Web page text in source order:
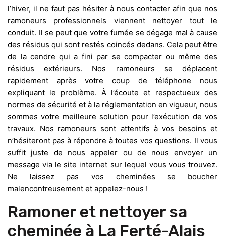
l’hiver, il ne faut pas hésiter à nous contacter afin que nos
ramoneurs professionnels viennent nettoyer tout le
conduit. Il se peut que votre fumée se dégage mal à cause
des résidus qui sont restés coincés dedans. Cela peut être
de la cendre qui a fini par se compacter ou même des
résidus extérieurs. Nos ramoneurs se déplacent
rapidement après votre coup de téléphone nous
expliquant le problème. À l’écoute et respectueux des
normes de sécurité et à la réglementation en vigueur, nous
sommes votre meilleure solution pour l’exécution de vos
travaux. Nos ramoneurs sont attentifs à vos besoins et
n’hésiteront pas à répondre à toutes vos questions. Il vous
suffit juste de nous appeler ou de nous envoyer un
message via le site internet sur lequel vous vous trouvez.
Ne laissez pas vos cheminées se boucher
malencontreusement et appelez-nous !
Ramoner et nettoyer sa
cheminée à La Ferté-Alais